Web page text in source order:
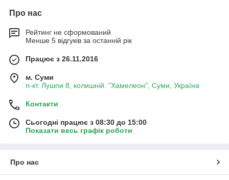
Про нас
Рейтинг не сформований
Менше 5 відгуків за останній рік
Працює з 26.11.2016
м. Суми
п-кт. Лушпи 8, колишній. "Хамелеон", Суми, Україна
Контакти
Сьогодні працює з 08:30 до 15:00
Показати весь графік роботи
Про нас